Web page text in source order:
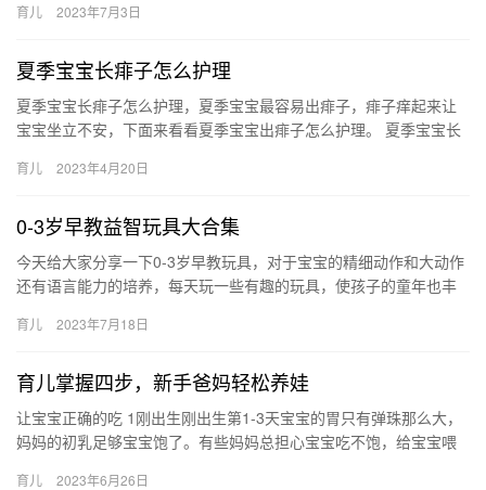
的…
育儿 2023年7月3日
夏季宝宝长痱子怎么护理
夏季宝宝长痱子怎么护理，夏季宝宝最容易出痱子，痱子痒起来让
宝宝坐立不安，下面来看看夏季宝宝出痱子怎么护理。 夏季宝宝长
怎…
育儿 2023年4月20日
0-3岁早教益智玩具大合集
今天给大家分享一下0-3岁早教玩具，对于宝宝的精细动作和大动作
还有语言能力的培养，每天玩一些有趣的玩具，使孩子的童年也丰
育儿 2023年7月18日
育儿掌握四步，新手爸妈轻松养娃
让宝宝正确的吃 1刚出生刚出生第1-3天宝宝的胃只有弹珠那么大，
妈妈的初乳足够宝宝饱了。有些妈妈总担心宝宝吃不饱，给宝宝喂
育儿 2023年6月26日